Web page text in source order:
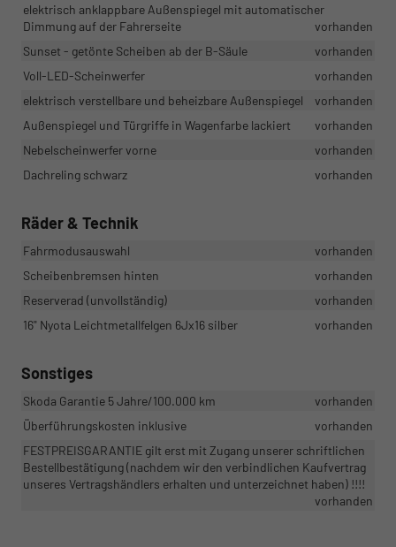
elektrisch anklappbare Außenspiegel mit automatischer
Dimmung auf der Fahrerseite
vorhanden
Sunset - getönte Scheiben ab der B-Säule
vorhanden
Voll-LED-Scheinwerfer
vorhanden
elektrisch verstellbare und beheizbare Außenspiegel
vorhanden
Außenspiegel und Türgriffe in Wagenfarbe lackiert
vorhanden
Nebelscheinwerfer vorne
vorhanden
Dachreling schwarz
vorhanden
Räder & Technik
Fahrmodusauswahl
vorhanden
Scheibenbremsen hinten
vorhanden
Reserverad (unvollständig)
vorhanden
16" Nyota Leichtmetallfelgen 6Jx16 silber
vorhanden
Sonstiges
Skoda Garantie 5 Jahre/100.000 km
vorhanden
Überführungskosten inklusive
vorhanden
FESTPREISGARANTIE gilt erst mit Zugang unserer schriftlichen
Bestellbestätigung (nachdem wir den verbindlichen Kaufvertrag
unseres Vertragshändlers erhalten und unterzeichnet haben) !!!!
vorhanden